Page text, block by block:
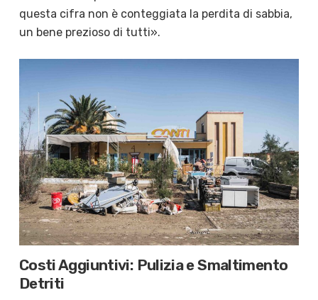
questa cifra non è conteggiata la perdita di sabbia,
un bene prezioso di tutti».
Costi Aggiuntivi: Pulizia e Smaltimento
Detriti